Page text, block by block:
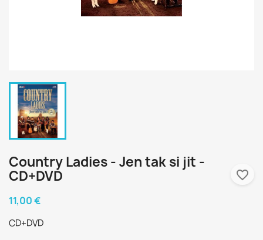
Country Ladies - Jen tak si jit -
CD+DVD
11,00 €
CD+DVD
favorite_border